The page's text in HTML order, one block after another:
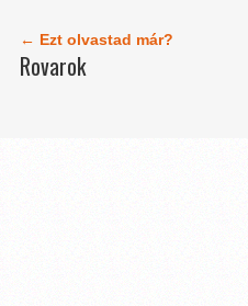
← Ezt olvastad már?
Rovarok